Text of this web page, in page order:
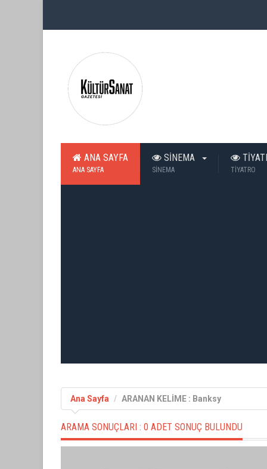
ANA SAYFA
ANA SAYFA
SİNEMA
SİNEMA TİYATRO
Ana Sayfa ARANAN KELİME : Banksy
ARAMA SONUÇLARI : 0 ADET SONUÇ BULUNDU